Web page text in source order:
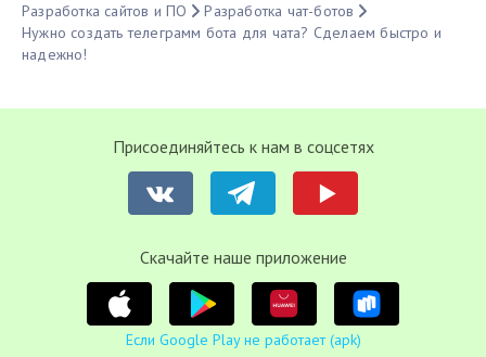
Разработка сайтов и ПО
Разработка чат-ботов
Нужно создать телеграмм бота для чата? Сделаем быстро и
надежно!
Присоединяйтесь к нам в соцсетях
Cкачайте наше приложение
Если Google Play не работает (apk)